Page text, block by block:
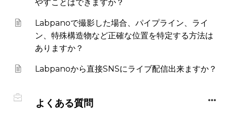
やすことはできますか？
Labpanoで撮影した場合、パイプライン、ライ
ン、特殊構造物など正確な位置を特定する方法は
ありますか？
Labpanoから直接SNSにライブ配信出来ますか？
よくある質問